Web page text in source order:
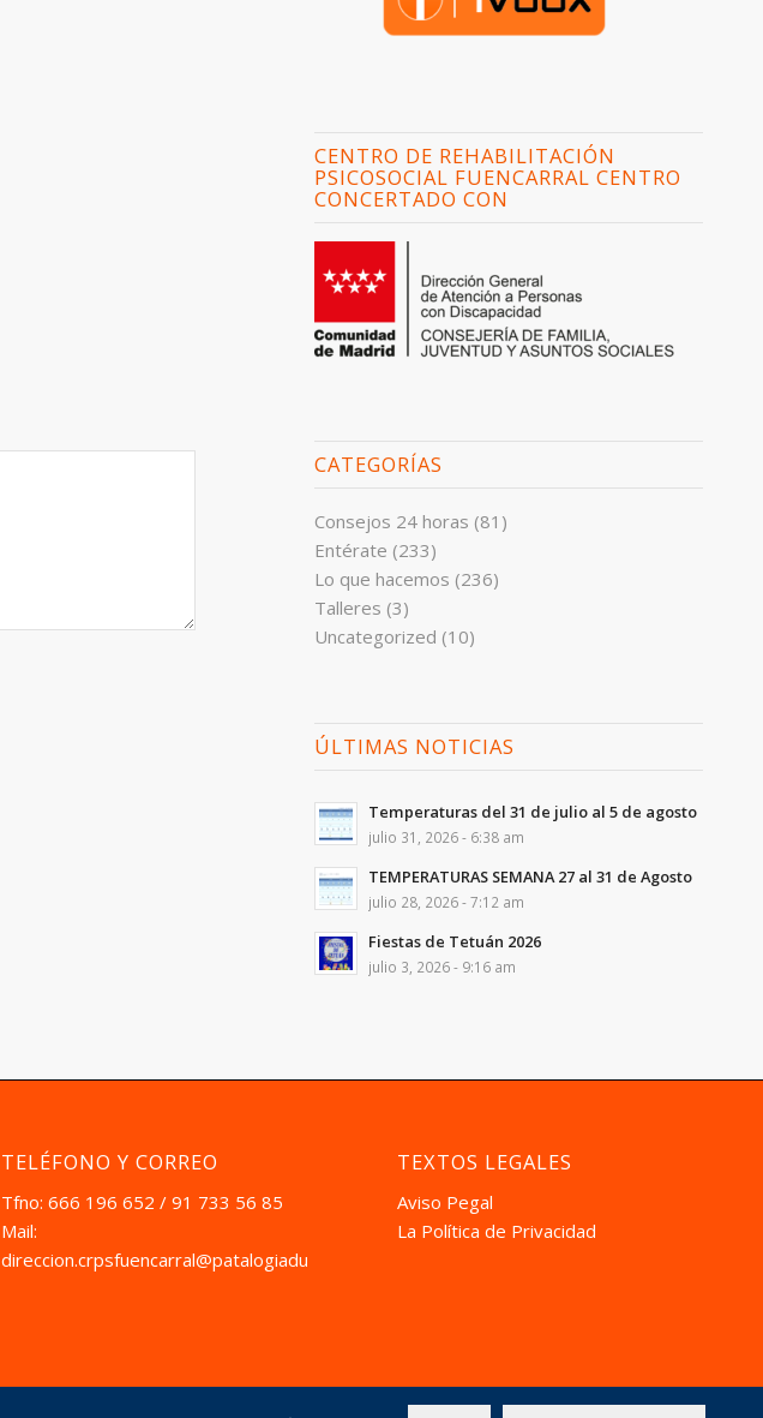
CENTRO DE REHABILITACIÓN
PSICOSOCIAL FUENCARRAL CENTRO
CONCERTADO CON
CATEGORÍAS
Consejos 24 horas (81)
Entérate (233)
Lo que hacemos (236)
Talleres (3)
Uncategorized (10)
ÚLTIMAS NOTICIAS
Temperaturas del 31 de julio al 5 de agosto
julio 31, 2026 - 6:38 am
TEMPERATURAS SEMANA 27 al 31 de Agosto
julio 28, 2026 - 7:12 am
Fiestas de Tetuán 2026
julio 3, 2026 - 9:16 am
TELÉFONO Y CORREO
Tfno: 666 196 652 / 91 733 56 85
Mail:
direccion.crpsfuencarral@patalogiadual.com
TEXTOS LEGALES
Aviso Pegal
La Política de Privacidad